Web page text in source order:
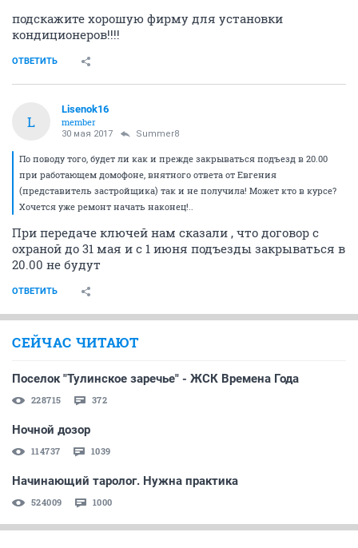
подскажите хорошую фирму для установки
кондиционеров!!!!
ОТВЕТИТЬ
L
Lisenok16
member
30 мая 2017 Summer8
По поводу того, будет ли как и прежде закрываться подъезд в 20.00
при работающем домофоне, внятного ответа от Евгения
(представитель застройщика) так и не получила! Может кто в курсе?
Хочется уже ремонт начать наконец!..
При передаче ключей нам сказали , что договор с
охраной до 31 мая и с 1 июня подъезды закрываться в
20.00 не будут
ОТВЕТИТЬ
СЕЙЧАС ЧИТАЮТ
Поселок "Тулинское заречье" - ЖСК Времена Года
228715 372
Ночной дозор
114737 1039
Начинающий таролог. Нужна практика
524009 1000